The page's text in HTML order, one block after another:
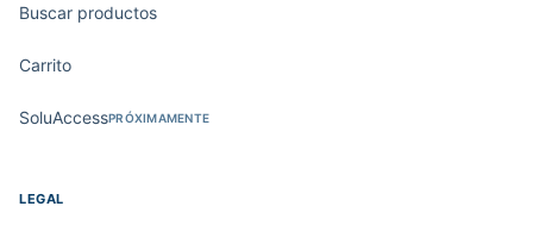
Buscar productos
Carrito
SoluAccessPRÓXIMAMENTE
LEGAL